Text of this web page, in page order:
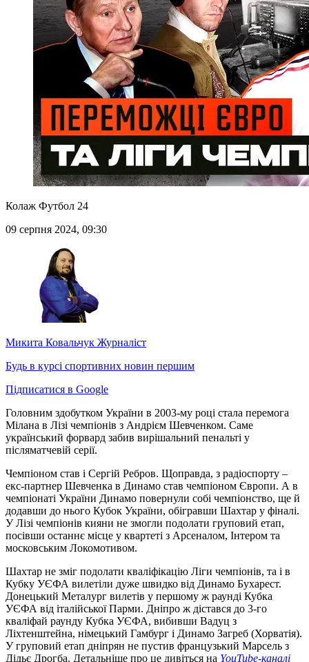
Колаж Футбол 24
09 серпня 2024, 09:30
Микита Ковальчук Журналіст
Будь в курсі спортивних новин першим
Підписатися в Google
Головним здобутком України в 2003-му році стала перемога
Мілана в Лізі чемпіонів з Андрієм Шевченком. Саме
український форвард забив вирішальний пенальті у
післяматчевій серії.
Чемпіоном став і Сергій Ребров. Щоправда, з радіоспорту –
екс-партнер Шевченка в Динамо став чемпіоном Європи. А в
чемпіонаті України Динамо повернули собі чемпіонство, ще й
додавши до нього Кубок України, обігравши Шахтар у фіналі.
У Лізі чемпіонів кияни не змогли подолати груповий етап,
посівши останнє місце у квартеті з Арсеналом, Інтером та
московським Локомотивом.
Шахтар не зміг подолати кваліфікацію Ліги чемпіонів, та і в
Кубку УЄФА вилетіли дуже швидко від Динамо Бухарест.
Донецький Металург вилетів у першому ж раунді Кубка
УЄФА від італійської Парми. Дніпро ж дістався до 3-го
кваліфай раунду Кубка УЄФА, вибивши Вадуц з
Ліхтенштейна, німецький Гамбург і Динамо Загреб (Хорватія).
У груповий етап дніпрян не пустив французький Марсель з
Дідьє Дрогба. Детальніше про це дивіться на YouTube-каналі